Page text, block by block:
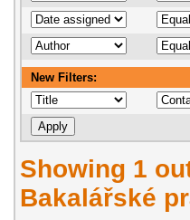
New Filters:
Showing 1
Bakalářské